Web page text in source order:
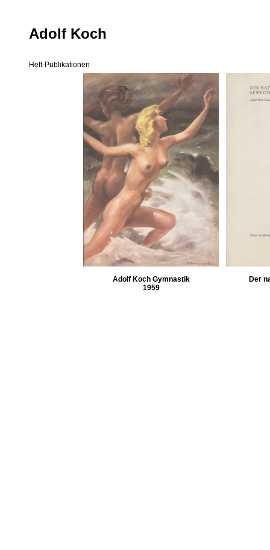
Adolf Koch
Heft-Publikationen
Adolf Koch Gymnastik
1959
Der